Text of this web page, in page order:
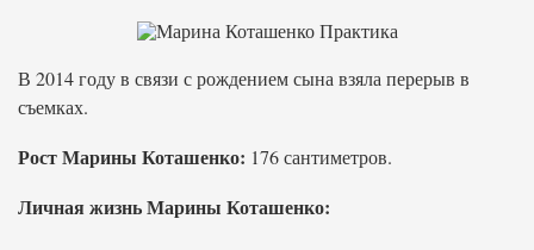
В 2014 году в связи с рождением сына взяла перерыв в
съемках.
Рост Марины Коташенко: 176 сантиметров.
Личная жизнь Марины Коташенко: